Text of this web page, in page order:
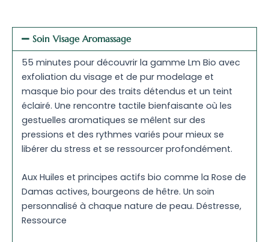
Soin Visage Aromassage
55 minutes pour découvrir la gamme Lm Bio avec
exfoliation du visage et de pur modelage et
masque bio pour des traits détendus et un teint
éclairé. Une rencontre tactile bienfaisante où les
gestuelles aromatiques se mêlent sur des
pressions et des rythmes variés pour mieux se
libérer du stress et se ressourcer profondément.
Aux Huiles et principes actifs bio comme la Rose de
Damas actives, bourgeons de hêtre. Un soin
personnalisé à chaque nature de peau. Déstresse,
Ressource